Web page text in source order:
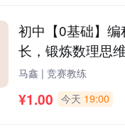
初中【0基础】
长，锻炼数理思维
马鑫 | 竞赛教练
¥1.00 今天 19:00